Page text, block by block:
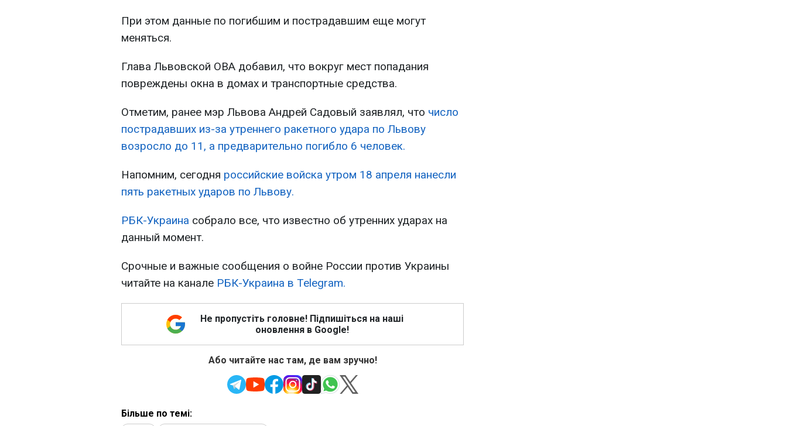
При этом данные по погибшим и пострадавшим еще могут
меняться.
Глава Львовской ОВА добавил, что вокруг мест попадания
повреждены окна в домах и транспортные средства.
Отметим, ранее мэр Львова Андрей Садовый заявлял, что число
пострадавших из-за утреннего ракетного удара по Львову
возросло до 11, а предварительно погибло 6 человек.
Напомним, сегодня российские войска утром 18 апреля нанесли
пять ракетных ударов по Львову.
РБК-Украина собрало все, что известно об утренних ударах на
данный момент.
Срочные и важные сообщения о войне России против Украины
читайте на канале РБК-Украина в Telegram.
Не пропустіть головне! Підпишіться на наші
оновлення в Google!
Або читайте нас там, де вам зручно!
Більше по темі: